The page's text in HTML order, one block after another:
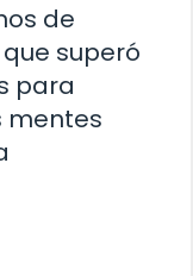
de
superó
para
mentes